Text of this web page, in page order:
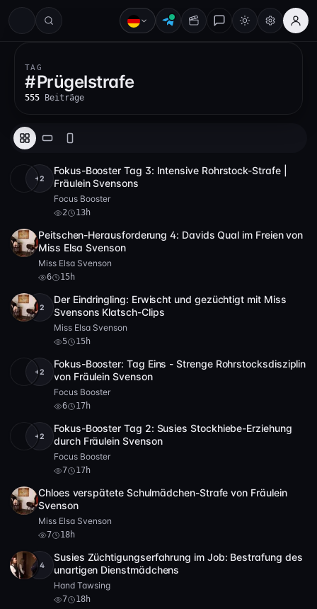
#
TAG
#Prügelstrafe
555 Beiträge
Full HD 8:33
+2
Fokus-Booster Tag 3: Intensive Rohrstock-Strafe |
Fräulein Svensons
Focus Booster
2 13h
HD
Peitschen-Herausforderung 4: Davids Qual im Freien von
Miss Elsa Svenson
Miss Elsa Svenson
6 15h
Full HD
+2
Der Eindringling: Erwischt und gezüchtigt mit Miss
Svensons Klatsch-Clips
Miss Elsa Svenson
5 15h
Full HD
+2
Fokus-Booster: Tag Eins - Strenge Rohrstocksdisziplin
von Fräulein Svenson
Focus Booster
6 17h
Full HD
+2
Fokus-Booster Tag 2: Susies Stockhiebe-Erziehung
durch Fräulein Svenson
Focus Booster
7 17h
Full HD
Chloes verspätete Schulmädchen-Strafe von Fräulein
Svenson
Miss Elsa Svenson
7 18h
HD+4
Susies Züchtigungserfahrung im Job: Bestrafung des
unartigen Dienstmädchens
Hand Tawsing
7 18h